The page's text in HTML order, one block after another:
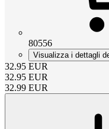
80556
Visualizza i dettagli
32.95 EUR
32.95 EUR
32.99 EUR